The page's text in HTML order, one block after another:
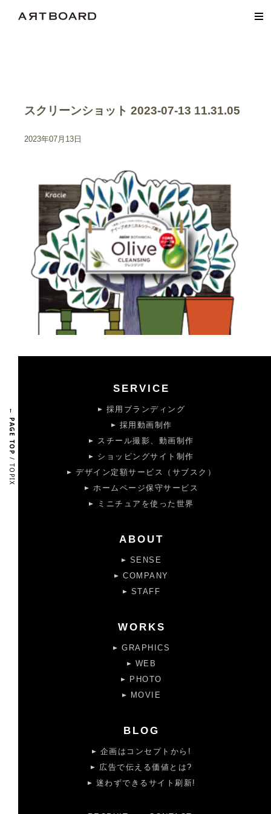
スクリーンショット 2023-07-13 11.31.05
2023年07月13日
← PAGE TOP
/ TOPIX
SERVICE
採用ブランディング
採用動画制作
スチール撮影、動画制作
ショッピングサイト制作
デザイン定額サービス（サブスク）
ホームページ保守サービス
ミニチュアを使った世界
ABOUT
SENSE
COMPANY
STAFF
WORKS
GRAPHICS
WEB
PHOTO
MOVIE
BLOG
企画はコンセプトから!
広告で伝える価値とは?
迷わずできるサイト刷新!